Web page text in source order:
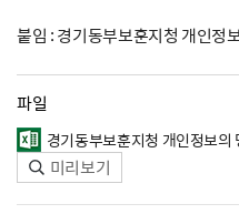
붙임 : 경기동부보훈지청 개인정
파일
경기동부보훈지청 개인정보
미리보기